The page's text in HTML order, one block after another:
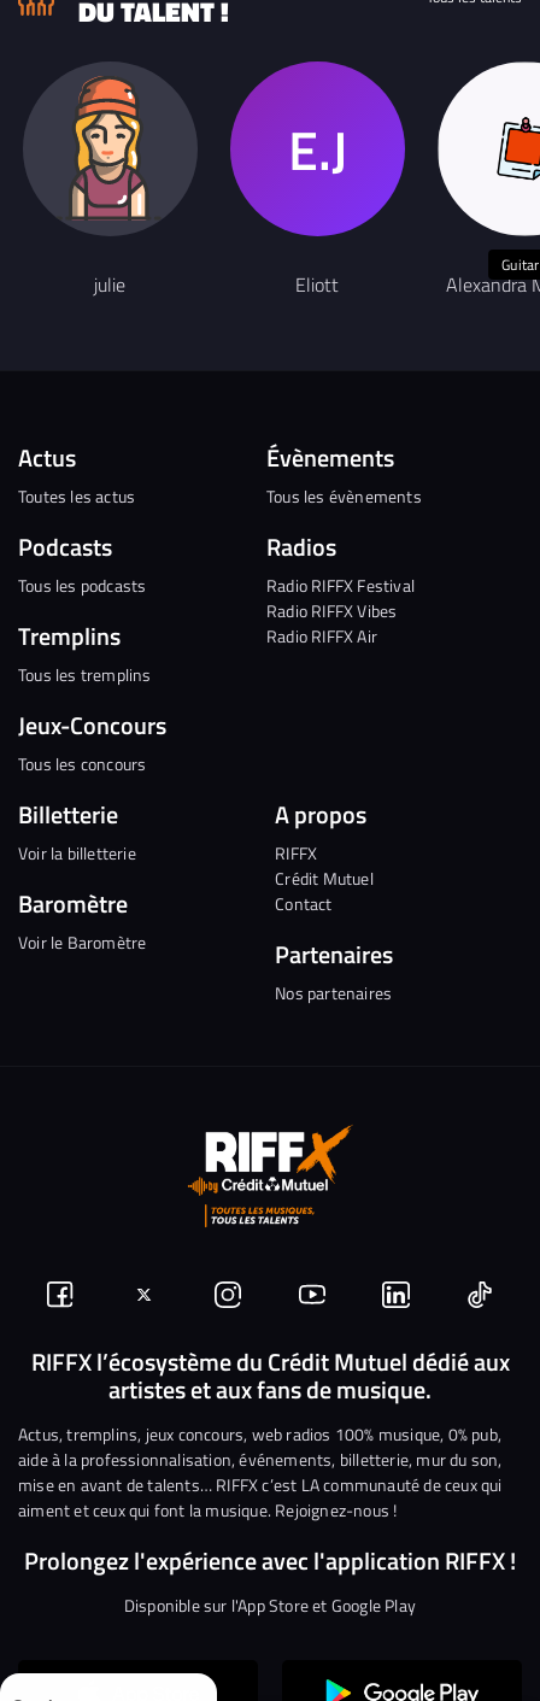
DU TALENT !
julie Eliott Alexandra
Actus
Toutes les actus
Podcasts
Tous les podcasts
Tremplins
Tous les tremplins
Jeux-Concours
Tous les concours
Évènements
Tous les évènements
Radios
Radio RIFFX Festival
Radio RIFFX Vibes
Radio RIFFX Air
Billetterie
Voir la billetterie
Baromètre
Voir le Baromètre
A propos
RIFFX
Crédit Mutuel
Contact
Partenaires
Nos partenaires
Suivez-
nous
Facebook
Suivez-
nous
sur
Twitter
Nous
rejoindre
sur
Instagram
Nous
rejoindre
sur
YouTube
Nous
rejoindre
sur
Linkedin
Nous
RIFFX l’écosystème du Crédit Mutuel dédié aux
artistes et aux fans de musique.
Actus, tremplins, jeux concours, web radios 100% musique, 0% pub,
aide à la professionnalisation, événements, billetterie, mur du son,
mise en avant de talents… RIFFX c’est LA communauté de ceux qui
aiment et ceux qui font la musique. Rejoignez-nous !
Prolongez l'expérience avec l'application RIFFX !
Disponible sur l'App Store et Google Play